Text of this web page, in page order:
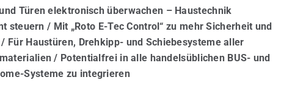
Fenster- und Türen-Service
Türen elektronisch überwachen – Haustechnik
steuern / Mit „Roto E-Tec Control“ zu mehr Sicherheit und
Für Haustüren, Drehkipp- und Schiebesysteme aller
/ Potentialfrei in alle handelsüblichen BUS- und
Systeme zu integrieren